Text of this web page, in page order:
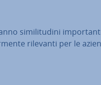
si­mi­li­tu­di­ni
rilevanti per le